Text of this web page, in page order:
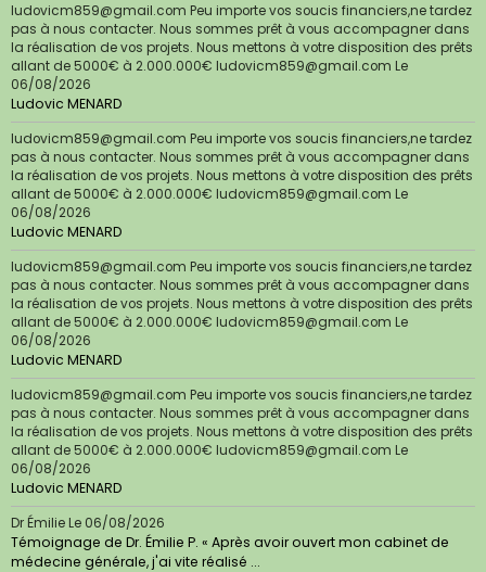
ludovicm859@gmail.com Peu importe vos soucis financiers,ne tardez
pas à nous contacter. Nous sommes prêt à vous accompagner dans
la réalisation de vos projets. Nous mettons à votre disposition des prêts
allant de 5000€ à 2.000.000€ ludovicm859@gmail.com Le
06/08/2026
Ludovic MENARD
ludovicm859@gmail.com Peu importe vos soucis financiers,ne tardez
pas à nous contacter. Nous sommes prêt à vous accompagner dans
la réalisation de vos projets. Nous mettons à votre disposition des prêts
allant de 5000€ à 2.000.000€ ludovicm859@gmail.com Le
06/08/2026
Ludovic MENARD
ludovicm859@gmail.com Peu importe vos soucis financiers,ne tardez
pas à nous contacter. Nous sommes prêt à vous accompagner dans
la réalisation de vos projets. Nous mettons à votre disposition des prêts
allant de 5000€ à 2.000.000€ ludovicm859@gmail.com Le
06/08/2026
Ludovic MENARD
ludovicm859@gmail.com Peu importe vos soucis financiers,ne tardez
pas à nous contacter. Nous sommes prêt à vous accompagner dans
la réalisation de vos projets. Nous mettons à votre disposition des prêts
allant de 5000€ à 2.000.000€ ludovicm859@gmail.com Le
06/08/2026
Ludovic MENARD
Dr ÉmilieLe 06/08/2026
Témoignage de Dr. Émilie P. « Après avoir ouvert mon cabinet de
médecine générale, j'ai vite réalisé ...